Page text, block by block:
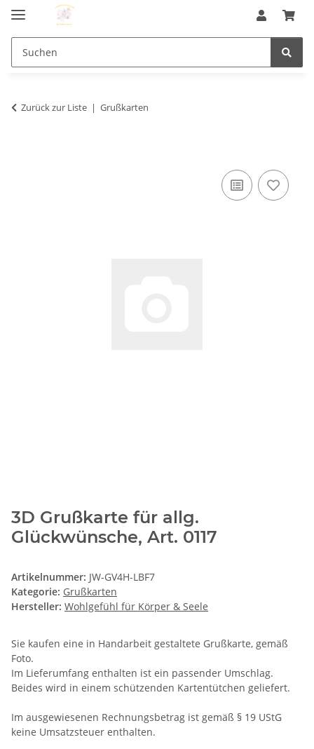
Zurück zur Liste Grußkarten
3D Grußkarte für allg.
Glückwünsche, Art. 0117
Artikelnummer: JW-GV4H-LBF7
Kategorie: Grußkarten
Hersteller: Wohlgefühl für Körper & Seele
Sie kaufen eine in Handarbeit gestaltete Grußkarte, gemäß
Foto.
Im Lieferumfang enthalten ist ein passender Umschlag.
Beides wird in einem schützenden Kartentütchen geliefert.
Im ausgewiesenen Rechnungsbetrag ist gemäß § 19 UStG
keine Umsatzsteuer enthalten.